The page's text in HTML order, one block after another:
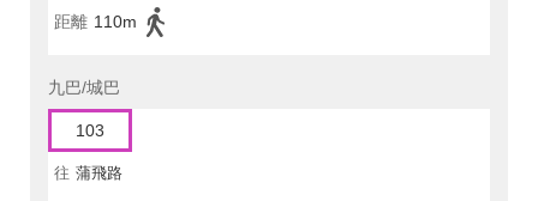
距離 110m
九巴/城巴
103
往 蒲飛路